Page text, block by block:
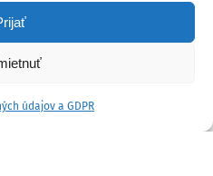
údajov a GDPR